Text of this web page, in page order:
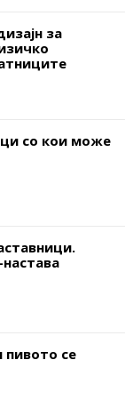
за
со кои може
пивото се